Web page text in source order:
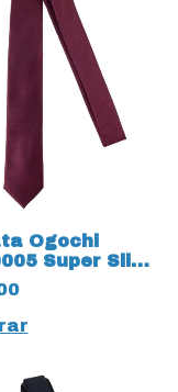
Ogochi
Super Slim
19671 Vinho